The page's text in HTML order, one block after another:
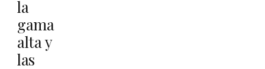
la
gama
alta y
las